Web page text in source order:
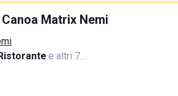
Matrix Nemi
·e altri 7…